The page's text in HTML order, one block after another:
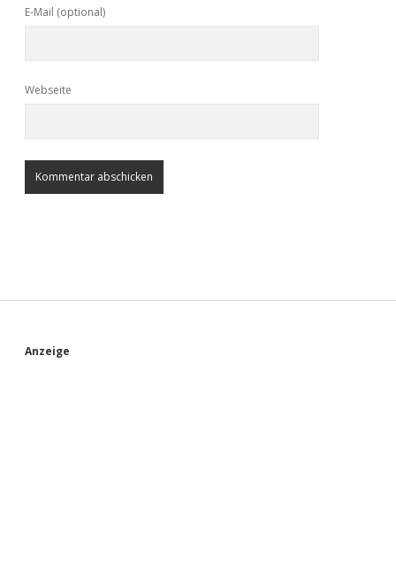
E-Mail (optional)
Webseite
S
Anzeige